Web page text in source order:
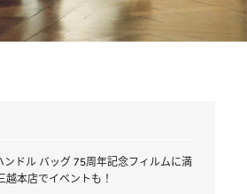
ンドル バッグ 75周年記念フィルムに満
越本店でイベントも！